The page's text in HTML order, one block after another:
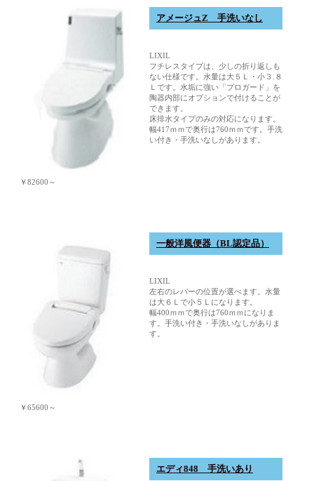
￥82600～
アメージュZ 手洗いなし
LIXIL
フチレスタイプは、少しの折り返しも
ない仕様です。水量は大５Ｌ・小３.８
Ｌです。水垢に強い「プロガード」を
陶器内部にオプションで付けることが
できます。
床排水タイプのみの対応になります。
幅417ｍｍで奥行は760ｍｍです。手洗
い付き・手洗いなしがあります。
￥65600～
一般洋風便器（BL認定品）
LIXIL
左右のレバーの位置が選べます。水量
は大６Ｌで小５Ｌになります。
幅400ｍｍで奥行は760ｍｍになりま
す。手洗い付き・手洗いなしがありま
す。
エディ848 手洗いあり